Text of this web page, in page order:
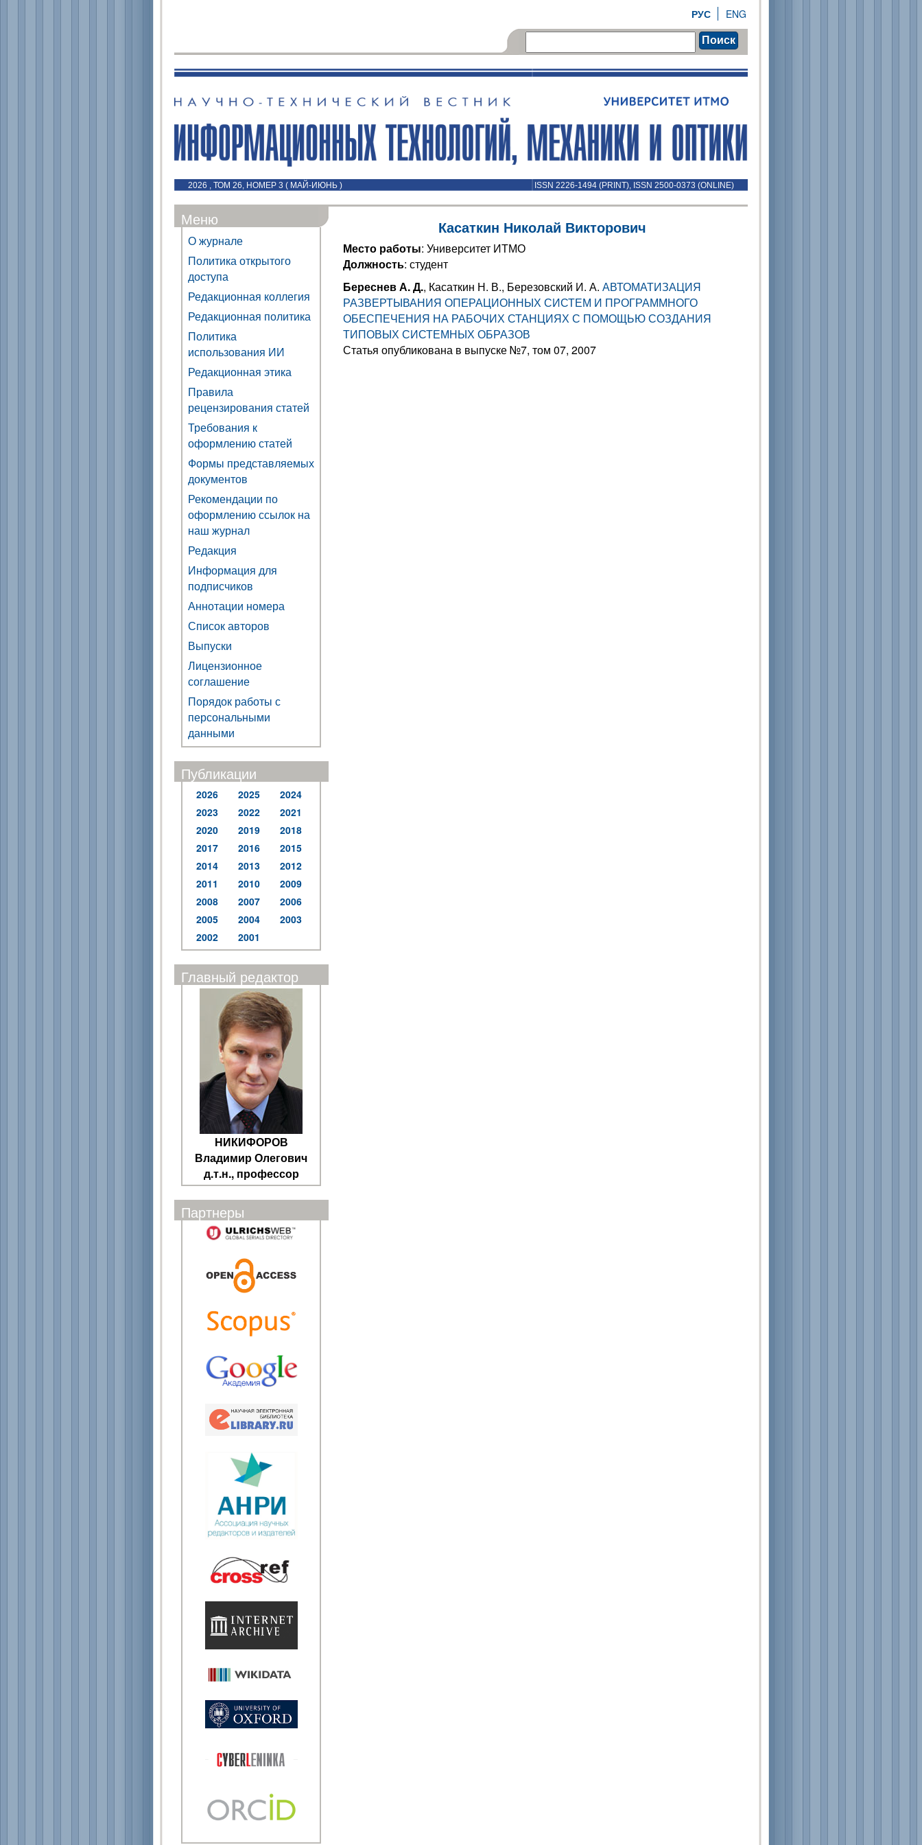
ENG
РУС
Поиск
2026 , ТОМ 26, НОМЕР 3 ( МАЙ-ИЮНЬ ) ISSN 2226-1494 (PRINT), ISSN 2500-0373 (ONLINE)
Меню
О журнале
Политика открытого
доступа
Редакционная коллегия
Редакционная политика
Политика
использования ИИ
Редакционная этика
Правила
рецензирования статей
Требования к
оформлению статей
Формы представляемых
документов
Рекомендации по
оформлению ссылок на
наш журнал
Редакция
Информация для
подписчиков
Аннотации номера
Список авторов
Выпуски
Лицензионное
соглашение
Порядок работы с
персональными
данными
Публикации
2026 2025
2024
2023
2022
2021
2020
2019
2018
2017
2016
2015
2014
2013
2012
2011
2010
2009
2008
2007
2006
2005
2004
2003
2002
2001
Главный редактор
НИКИФОРОВ
Владимир Олегович
д.т.н., профессор
Партнеры
Касаткин Николай Викторович
Место работы: Университет ИТМО
Должность: студент
Береснев А. Д., Касаткин Н. В., Березовский И. А. АВТОМАТИЗАЦИЯ
РАЗВЕРТЫВАНИЯ ОПЕРАЦИОННЫХ СИСТЕМ И ПРОГРАММНОГО
ОБЕСПЕЧЕНИЯ НА РАБОЧИХ СТАНЦИЯХ С ПОМОЩЬЮ СОЗДАНИЯ
ТИПОВЫХ СИСТЕМНЫХ ОБРАЗОВ
Статья опубликована в выпуске №7, том 07, 2007